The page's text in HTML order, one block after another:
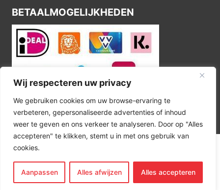
Wij respecteren uw privacy
We gebruiken cookies om uw browse-ervaring te
verbeteren, gepersonaliseerde advertenties of inhoud
weer te geven en ons verkeer te analyseren. Door op "Alles
accepteren" te klikken, stemt u in met ons gebruik van
cookies.
Aanpassen Alles afwijzen Alles accepteren
BETAALMOGELIJKHEDEN
© 2026 Kitchen Corner